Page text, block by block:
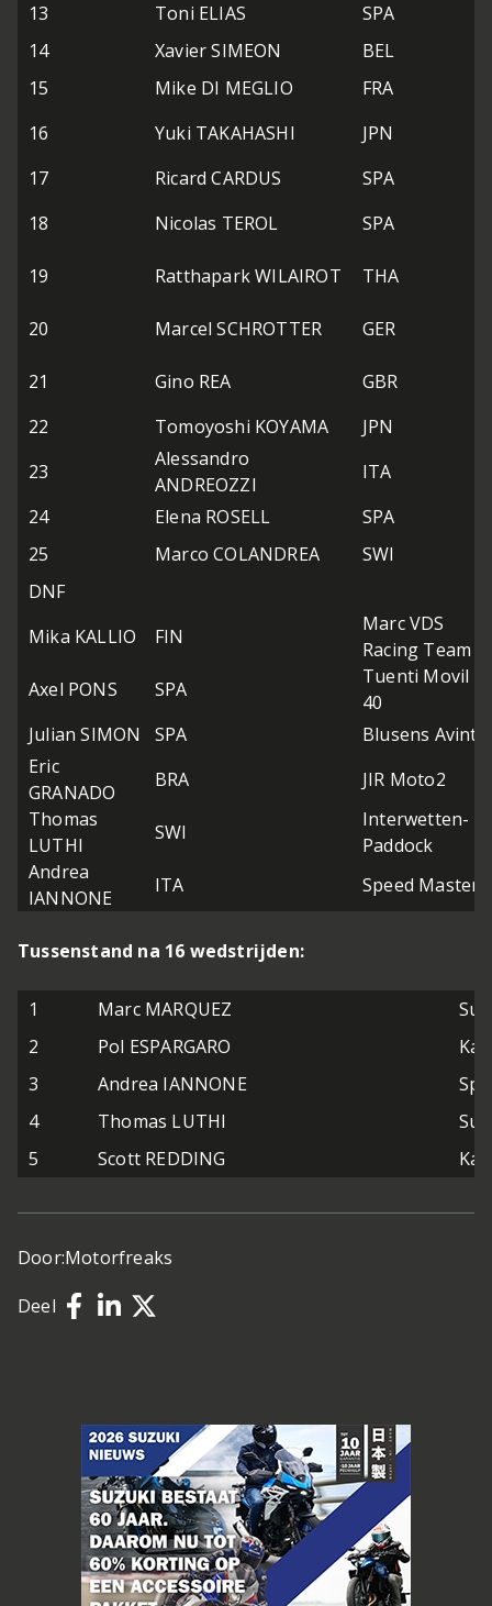
13
Toni ELIAS
SPA
14
Xavier SIMEON
BEL
15
Mike DI MEGLIO
FRA
16
Yuki TAKAHASHI
JPN
17
Ricard CARDUS
SPA
18
Nicolas TEROL SPA
19 Ratthapark WILAIROT THA
20 Marcel SCHROTTER GER
21 Gino REA
GBR
22
Tomoyoshi KOYAMA
JPN
23
Alessandro
ANDREOZZI
ITA
24
Elena ROSELL
SPA
25
Marco COLANDREA
SWI
DNF
Mika KALLIO
FIN
Marc VDS
Racing Team
Axel PONS
SPA
Tuenti Movil
40
Julian SIMON
SPA
Blusens Avintia
Eric
GRANADO
BRA
JIR Moto2
Thomas
LUTHI
SWI
Interwetten-
Paddock
Andrea
IANNONE
ITA Speed Master
Tussenstand na 16 wedstrijden:
1 Marc MARQUEZ
2
Pol ESPARGARO
3
Andrea IANNONE
4
Thomas LUTHI
5
Scott REDDING
Door:Motorfreaks
Deel